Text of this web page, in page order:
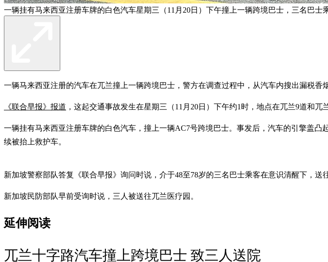
一辆挂有马来西亚注册车牌的白色汽车星期三（11月20日）下午撞上一辆跨境巴士，三名巴士
一辆马来西亚注册的汽车在兀兰撞上一辆跨境巴士，警方在调查过程中，从汽车内搜出漏税香
《联合早报》报道 ，这起交通事故发生在星期三（11月20日）下午约1时，地点在兀兰9道和兀
一辆挂有马来西亚注册车牌的白色汽车，撞上一辆AC7号跨境巴士。事发后，汽车的引擎盖
续被抬上救护车。
新加坡警察部队答复《联合早报》询问时说，介于48至78岁的三名巴士乘客在意识清醒下，
新加坡民防部队早前受询时说，三人被送往兀兰医疗园。
延伸阅读
兀兰十字路汽车撞上跨境巴士 致三人送院